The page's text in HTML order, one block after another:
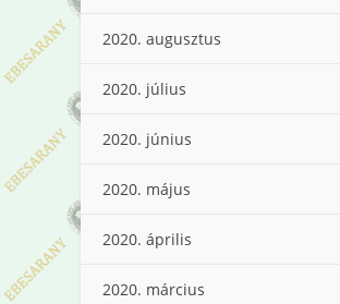
2020. augusztus
2020. július
2020. június
2020. május
2020. április
2020. március